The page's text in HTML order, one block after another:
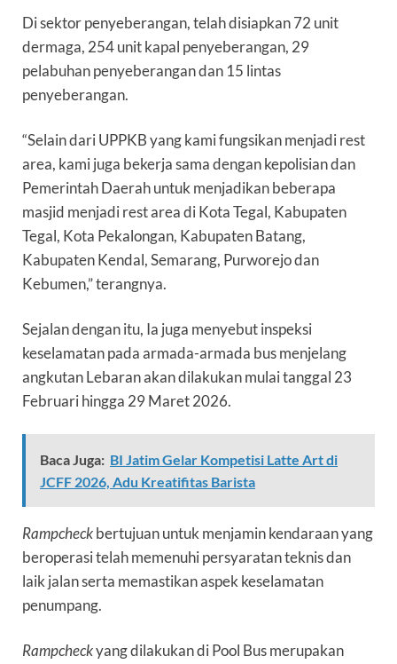
Di sektor penyeberangan, telah disiapkan 72 unit
dermaga, 254 unit kapal penyeberangan, 29
pelabuhan penyeberangan dan 15 lintas
penyeberangan.
“Selain dari UPPKB yang kami fungsikan menjadi rest
area, kami juga bekerja sama dengan kepolisian dan
Pemerintah Daerah untuk menjadikan beberapa
masjid menjadi rest area di Kota Tegal, Kabupaten
Tegal, Kota Pekalongan, Kabupaten Batang,
Kabupaten Kendal, Semarang, Purworejo dan
Kebumen,” terangnya.
Sejalan dengan itu, Ia juga menyebut inspeksi
keselamatan pada armada-armada bus menjelang
angkutan Lebaran akan dilakukan mulai tanggal 23
Februari hingga 29 Maret 2026.
Baca Juga: BI Jatim Gelar Kompetisi Latte Art di
JCFF 2026, Adu Kreatifitas Barista
Rampcheckbertujuan untuk menjamin kendaraan yang
beroperasi telah memenuhi persyaratan teknis dan
laik jalan serta memastikan aspek keselamatan
penumpang.
Rampcheckyang dilakukan di Pool Bus merupakan